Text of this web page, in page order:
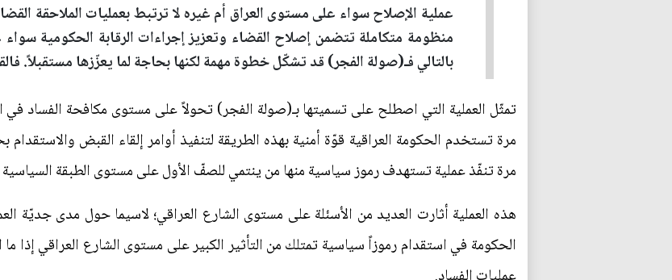
عملية الإصلاح سواء على مستوى العراق أم غيره لا ترتبط بعمليات الملاحقة
منظومة متكاملة تتضمن إصلاح القضاء وتعزيز إجراءات الرقابة الحكومية
بالتالي فـ(صولة الفجر) قد تشكّل خطوة مهمة لكنها بحاجة لما يعزّزها مستقبلاً.
تمثّل العملية التي اصطلح على تسميتها بـ(صولة الفجر) تحولاً على مستوى مكافحة الفساد في
مرة تستخدم الحكومة العراقية قوّة أمنية بهذه الطريقة لتنفيذ أوامر إلقاء القبض والاستقدام
مرة تنفّذ عملية تستهدف رموز سياسية منها من ينتمي للصفّ الأول على مستوى الطبقة
هذه العملية أثارت العديد من الأسئلة على مستوى الشارع العراقي؛ لاسيما حول مدى جديّة
الحكومة في استقدام رموزاً سياسية تمتلك من التأثير الكبير على مستوى الشارع العراقي إذا ما